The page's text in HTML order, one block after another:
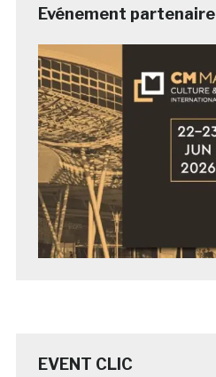
Evénement partenaire
EVENT CLIC